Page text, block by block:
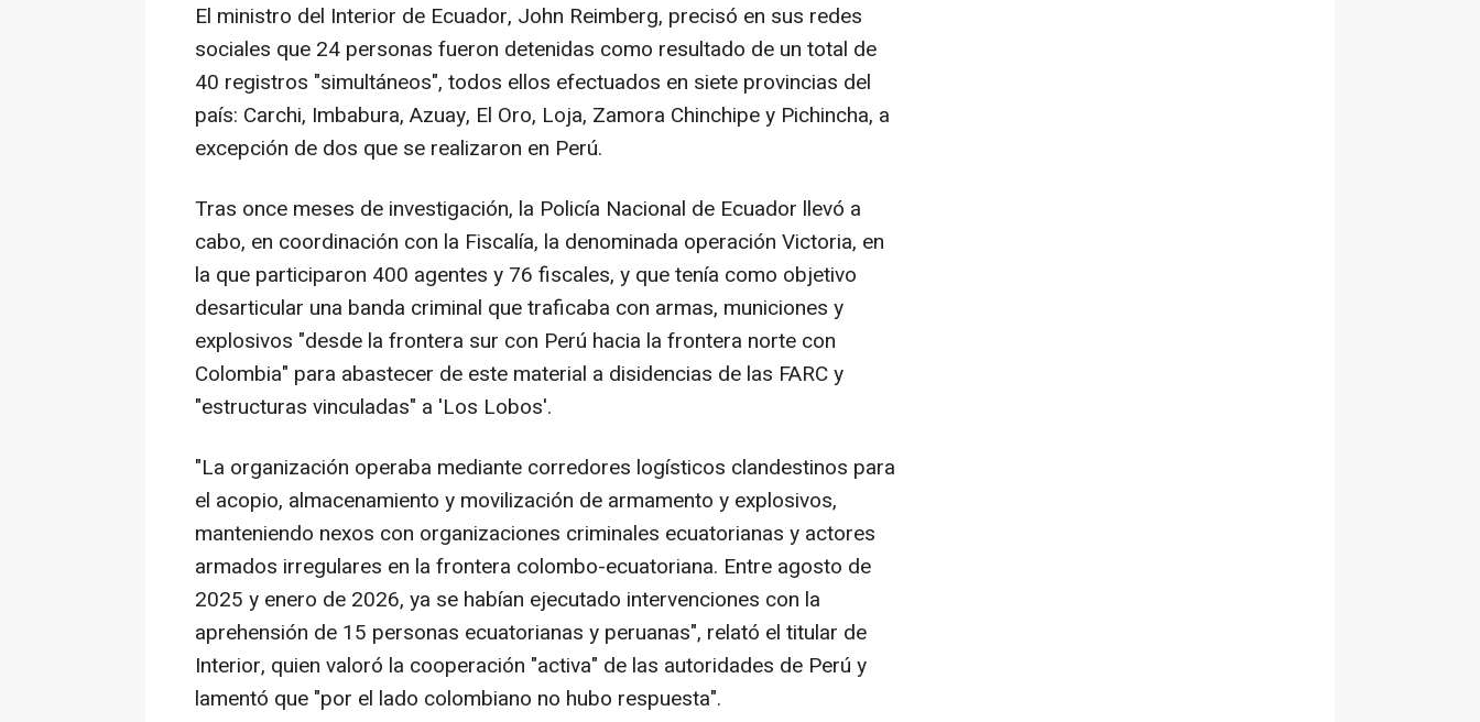
El ministro del Interior de Ecuador, John Reimberg, precisó en sus redes
sociales que 24 personas fueron detenidas como resultado de un total de
40 registros "simultáneos", todos ellos efectuados en siete provincias del
país: Carchi, Imbabura, Azuay, El Oro, Loja, Zamora Chinchipe y Pichincha, a
excepción de dos que se realizaron en Perú.
Tras once meses de investigación, la Policía Nacional de Ecuador llevó a
cabo, en coordinación con la Fiscalía, la denominada operación Victoria, en
la que participaron 400 agentes y 76 fiscales, y que tenía como objetivo
desarticular una banda criminal que traficaba con armas, municiones y
explosivos "desde la frontera sur con Perú hacia la frontera norte con
Colombia" para abastecer de este material a disidencias de las FARC y
"estructuras vinculadas" a 'Los Lobos'.
"La organización operaba mediante corredores logísticos clandestinos para
el acopio, almacenamiento y movilización de armamento y explosivos,
manteniendo nexos con organizaciones criminales ecuatorianas y actores
armados irregulares en la frontera colombo-ecuatoriana. Entre agosto de
2025 y enero de 2026, ya se habían ejecutado intervenciones con la
aprehensión de 15 personas ecuatorianas y peruanas", relató el titular de
Interior, quien valoró la cooperación "activa" de las autoridades de Perú y
lamentó que "por el lado colombiano no hubo respuesta".